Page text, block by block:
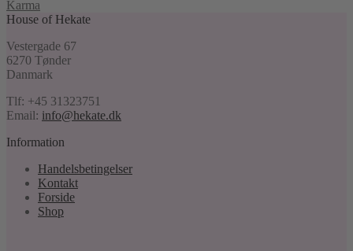
Karma
House of Hekate
Vestergade 67
6270 Tønder
Danmark
Tlf: +45 31323751
Email: info@hekate.dk
Information
Handelsbetingelser
Kontakt
Forside
Shop